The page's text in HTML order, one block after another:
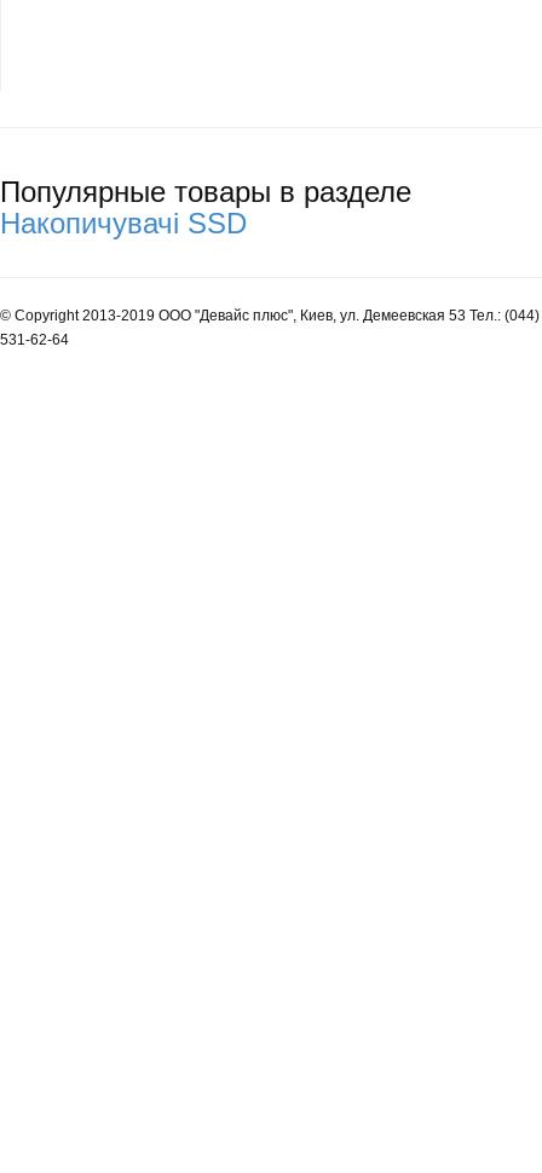
Популярные товары в разделе
Накопичувачі SSD
© Copyright 2013-2019 ООО "Девайс плюс", Киев, ул. Демеевская 53 Тел.: (044)
531-62-64